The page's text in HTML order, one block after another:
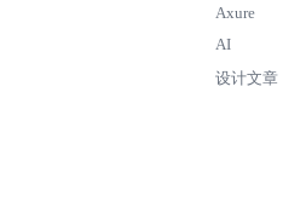
Axure
AI
设计文章